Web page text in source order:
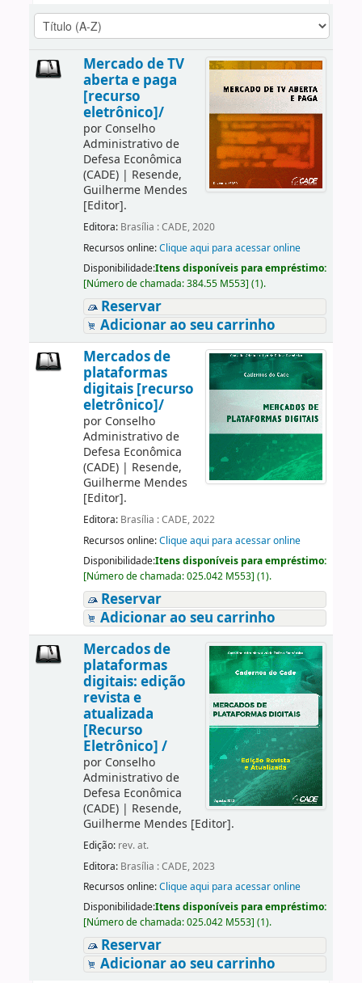
Mercado de TV
aberta e paga
[recurso
eletrônico]/
por Conselho
Administrativo de
Defesa Econômica
(CADE)| Resende,
Guilherme Mendes
[Editor].
Editora: Brasília : CADE, 2020
Recursos online:Clique aqui para acessar online
Disponibilidade:Itens disponíveis para empréstimo:
[Número de chamada:384.55 M553] (1).
Reservar
Adicionar ao seu carrinho
Mercados de
plataformas
digitais [recurso
eletrônico]/
por Conselho
Administrativo de
Defesa Econômica
(CADE)| Resende,
Guilherme Mendes
[Editor].
Editora: Brasília : CADE, 2022
Recursos online:Clique aqui para acessar online
Disponibilidade:Itens disponíveis para empréstimo:
[Número de chamada:025.042 M553] (1).
Reservar
Adicionar ao seu carrinho
Mercados de
plataformas
digitais: edição
revista e
atualizada
[Recurso
Eletrônico] /
por Conselho
Administrativo de
Defesa Econômica
(CADE)| Resende,
Guilherme Mendes [Editor].
Edição: rev. at.
Editora: Brasília : CADE, 2023
Recursos online:Clique aqui para acessar online
Disponibilidade:Itens disponíveis para empréstimo:
[Número de chamada:025.042 M553] (1).
Reservar
Adicionar ao seu carrinho